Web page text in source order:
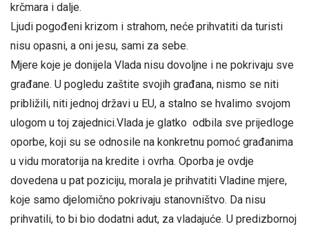
krčmara i dalje.
Ljudi pogođeni krizom i strahom, neće prihvatiti da turisti
nisu opasni, a oni jesu, sami za sebe.
Mjere koje je donijela Vlada nisu dovoljne i ne pokrivaju sve
građane. U pogledu zaštite svojih građana, nismo se niti
približili, niti jednoj državi u EU, a stalno se hvalimo svojom
ulogom u toj zajednici.Vlada je glatko odbila sve prijedloge
oporbe, koji su se odnosile na konkretnu pomoć građanima
u vidu moratorija na kredite i ovrha. Oporba je ovdje
dovedena u pat poziciju, morala je prihvatiti Vladine mjere,
koje samo djelomično pokrivaju stanovništvo. Da nisu
prihvatili, to bi bio dodatni adut, za vladajuće. U predizbornoj